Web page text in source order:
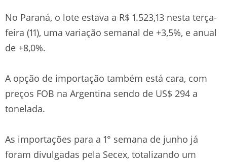
No Paraná, o lote estava a R$ 1.523,13 nesta terça-
feira (11), uma variação semanal de +3,5%, e anual
de +8,0%.
A opção de importação também está cara, com
preços FOB na Argentina sendo de US$ 294 a
tonelada.
As importações para a 1° semana de junho já
foram divulgadas pela Secex, totalizando um